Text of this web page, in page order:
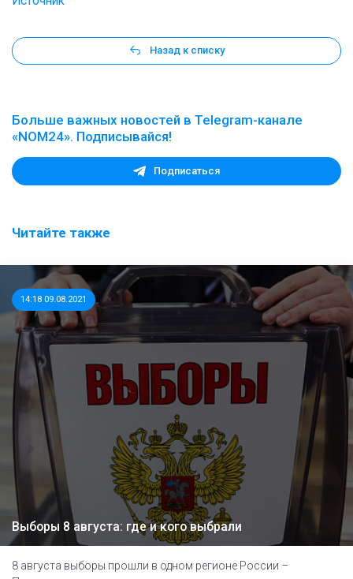
Назад к списку
Больше важных новостей в Telegram-канале
«NOM24». Подписывайся!
Подписаться
Читайте также
14:18 09.08.2021
Выборы 8 августа: где и кого выбрали
8 августа выборы прошли в одном регионе России –